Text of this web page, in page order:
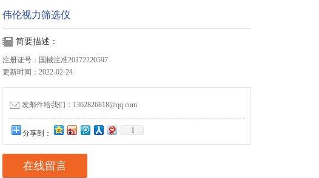
伟伦视力筛选仪
简要描述：
注册证号：国械注准20172220597
更新时间：2022-02-24
发邮件给我们：1362826818@qq.com
分享到： 1
在线留言